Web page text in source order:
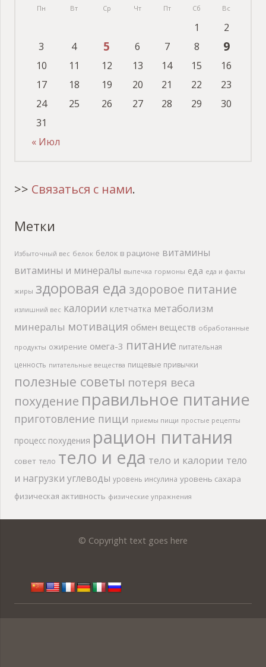
Пн Вт Ср Чт Пт Сб Вс
« Июл
1
2
3
4 5 6 7 8 9
10 11 12 13 14 15
16
17
18 19 20 21 22
23
24
25 26 27 28 29
30
31
>> Связаться с нами.
Метки
Избыточный вес белок белок в рационе витамины
витамины и минералы выпечка гормоны еда еда и факты
жиры здоровая еда здоровое питание
излишний вес калории клетчатка метаболизм
минералы мотивация обмен веществ обработанные
продукты ожирение омега-3 питание питательная
ценность питательные вещества пищевые привычки
полезные советы потеря веса
похудение правильное питание
приготовление пищи приемы пищи простые рецепты
процесс похудения рацион питания
совет тело тело и еда тело и калории тело
и нагрузки углеводы уровень инсулина уровень сахара
физическая активность физические упражнения
© Copyright text goes here